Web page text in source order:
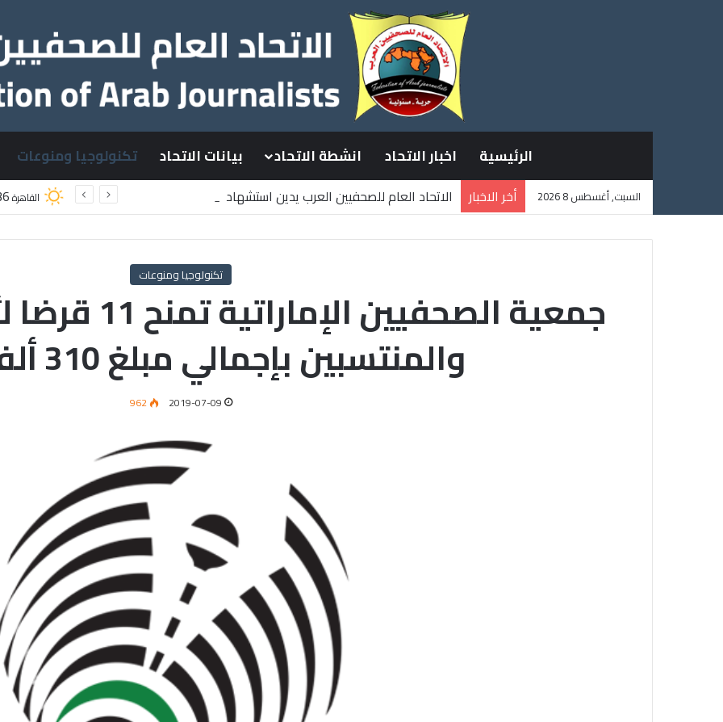
الرئيسية اخبار الاتحاد انشطة الاتحاد بيانات الاتحاد تكنولوجيا ومنوعات
السبت, أغسطس 8 2026 أخر الاخبار
الاتحاد العام للصحفيين العرب يدين استشهاد
القاهرة
تكنولوجيا ومنوعات
جمعية
والمنتسبين بإجمالي مبلغ 310 ألف درهم
2019-07-09
962